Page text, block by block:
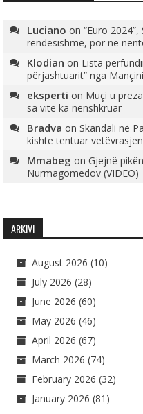
Luciano on“Euro
rëndësishme, por në
Klodian on Lista
përjashtuarit” nga Mançini
eksperti on Muçi u
sa vite ka nënshkruar
Bradva onSkandali në
kishte tentuar
Mmabeg onGjejnë
Nurmagomedov (VIDEO)
ARKIVI
August 2026 (10)
July 2026 (28)
June 2026 (60)
May 2026 (46)
April 2026 (67)
March 2026 (74)
February 2026 (32)
January 2026 (81)